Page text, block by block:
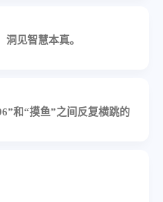
洞见智慧本真。
和“摸鱼”之间反复横跳的